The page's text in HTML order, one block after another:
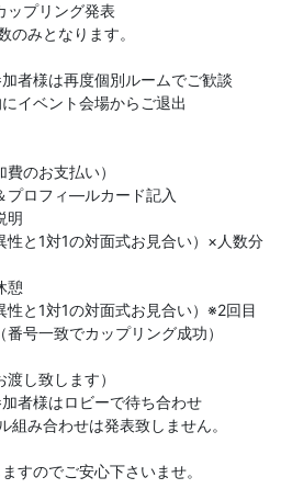
プリング発表
のみとなります。
者様は再度個別ルームでご歓談
イベント会場からご退出
のお支払い）
ロフィ―ルカード記入
明
と1対1の対面式お見合い）×人数分
憩
と1対1の対面式お見合い）※2回目
号一致でカップリング成功）
し致します）
者様はロビーで待ち合わせ
み合わせは発表致しません。
すのでご安心下さいませ。